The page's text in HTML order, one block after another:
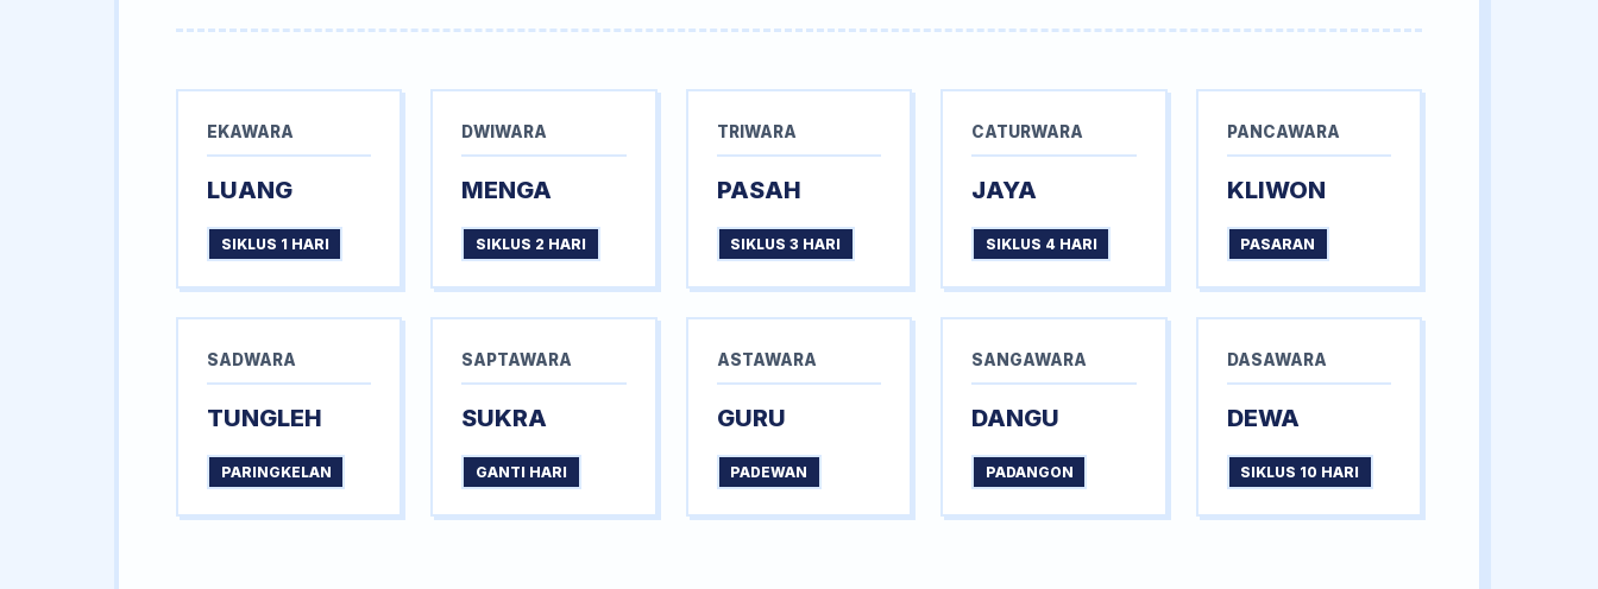
EKAWARA
LUANG
SIKLUS 1 HARI
DWIWARA
MENGA
SIKLUS 2 HARI
TRIWARA
PASAH
SIKLUS 3 HARI
CATURWARA
JAYA
SIKLUS 4 HARI
PANCAWARA
KLIWON
PASARAN
SADWARA
TUNGLEH
PARINGKELAN
SAPTAWARA
SUKRA
GANTI HARI
ASTAWARA
GURU
PADEWAN
SANGAWARA
DANGU
PADANGON
DASAWARA
DEWA
SIKLUS 10 HARI